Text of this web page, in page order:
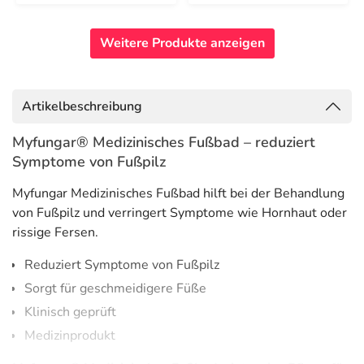
Weitere Produkte anzeigen
Artikelbeschreibung
Myfungar® Medizinisches Fußbad – reduziert
Symptome von Fußpilz
Myfungar Medizinisches Fußbad hilft bei der Behandlung
von Fußpilz und verringert Symptome wie Hornhaut oder
rissige Fersen.
Reduziert Symptome von Fußpilz
Sorgt für geschmeidigere Füße
Klinisch geprüft
Medizinprodukt